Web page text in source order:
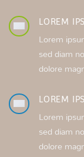
LOREM
Lorem
sed diam
dolore
LOREM
Lorem
sed diam
dolore